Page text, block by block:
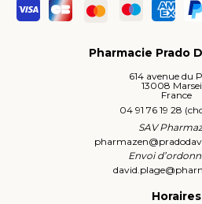
Pharmacie Prado
614 avenue du
13008
France
04 91 76 19 28
SAV
pharmazen@
Envoi
david.plage@
Horaires